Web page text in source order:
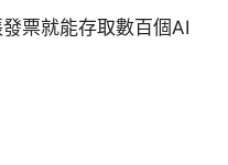
票就能存取數百個AI